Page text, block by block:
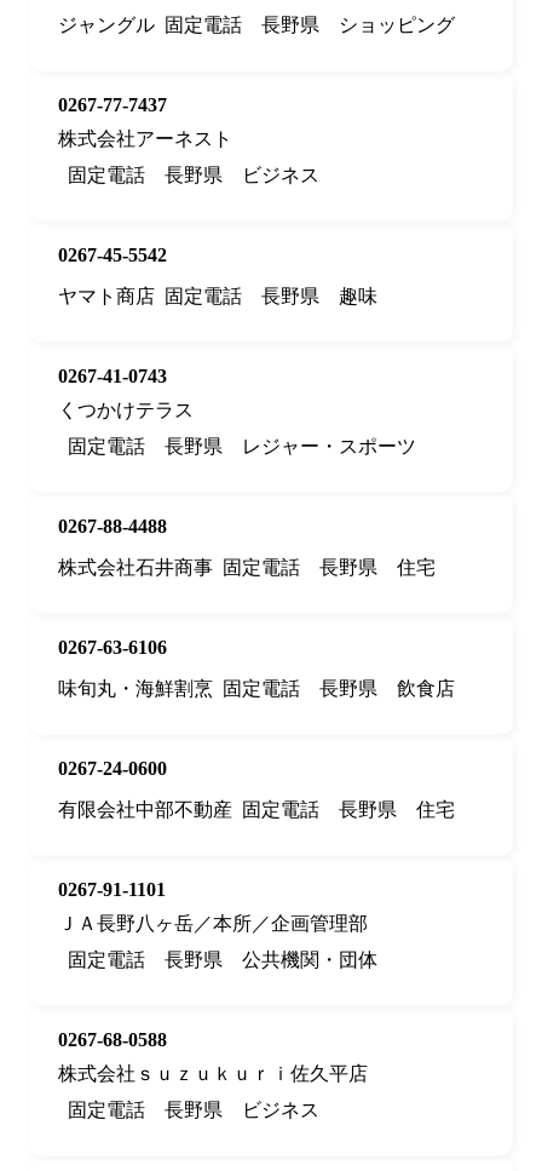
ジャングル 固定電話 長野県 ショッピング
0267-77-7437
株式会社アーネスト
固定電話
長野県 ビジネス
0267-45-5542
ヤマト商店 固定電話 長野県 趣味
0267-41-0743
くつかけテラス
固定電話
長野県 レジャー・スポーツ
0267-88-4488
株式会社石井商事 固定電話 長野県 住宅
0267-63-6106
味旬丸・海鮮割烹 固定電話 長野県 飲食店
0267-24-0600
有限会社中部不動産 固定電話 長野県 住宅
0267-91-1101
ＪＡ長野八ヶ岳／本所／企画管理部
固定電話
長野県 公共機関・団体
0267-68-0588
株式会社ｓｕｚｕｋｕｒｉ佐久平店
固定電話
長野県 ビジネス